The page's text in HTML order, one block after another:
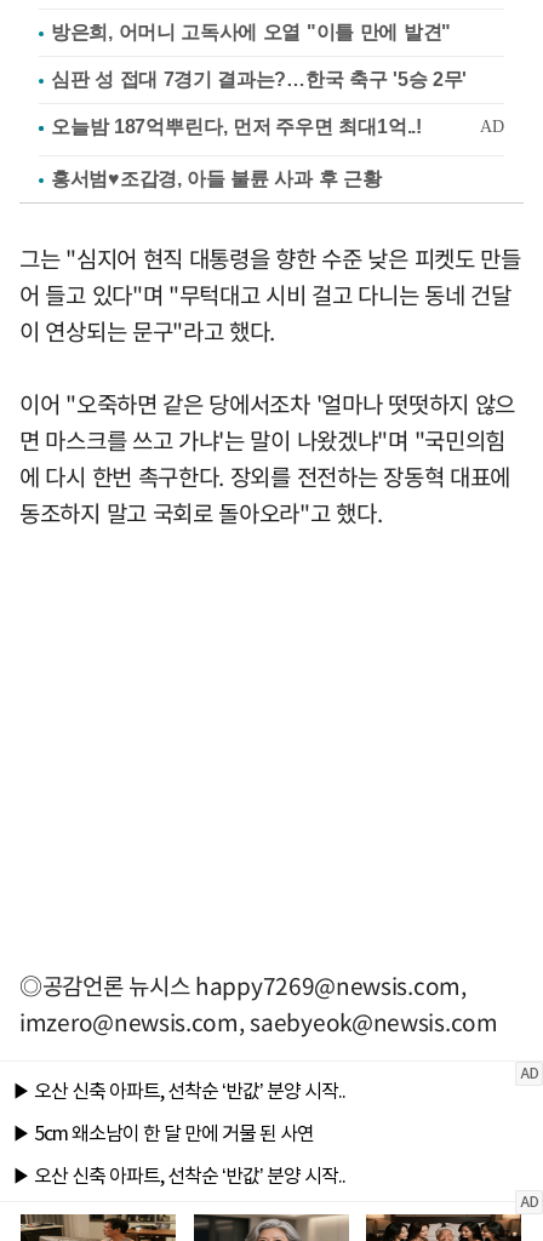
방은희, 어머니 고독사에 오열 "이틀 만에 발견"
심판 성 접대 7경기 결과는?…한국 축구 '5승 2무'
홍서범♥조갑경, 아들 불륜 사과 후 근황
그는 "심지어 현직 대통령을 향한 수준 낮은 피켓도 만들
어 들고 있다"며 "무턱대고 시비 걸고 다니는 동네 건달
이 연상되는 문구"라고 했다.
이어 "오죽하면 같은 당에서조차 '얼마나 떳떳하지 않으
면 마스크를 쓰고 가냐'는 말이 나왔겠냐"며 "국민의힘
에 다시 한번 촉구한다. 장외를 전전하는 장동혁 대표에
동조하지 말고 국회로 돌아오라"고 했다.
◎공감언론 뉴시스happy7269@newsis.com,
imzero@newsis.com,saebyeok@newsis.com